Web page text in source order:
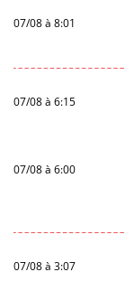
07/08 à 8:01
07/08 à 6:15
07/08 à 6:00
07/08 à 3:07